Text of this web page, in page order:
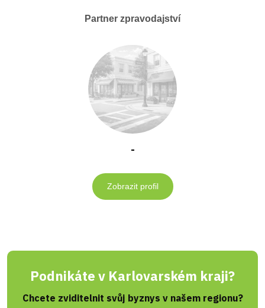
Partner zpravodajství
-
Zobrazit profil
Podnikáte v Karlovarském kraji?
Chcete zviditelnit svůj byznys v našem regionu?